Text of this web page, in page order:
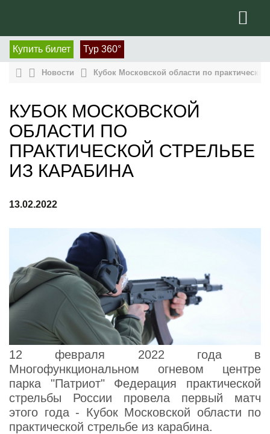
Купить билет Тур 360°
Новости Кубок Московской области по
КУБОК МОСКОВСКОЙ
ОБЛАСТИ ПО
ПРАКТИЧЕСКОЙ СТРЕЛЬБЕ
ИЗ КАРАБИНА
13.02.2022
12 февраля 2022 года в
Многофункциональном огневом центре
парка "Патриот" Федерация практической
стрельбы России провела первый матч
этого года - Кубок Московской области по
практической стрельбе из карабина.